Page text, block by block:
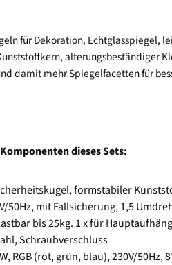
für Dekoration, Echtglasspiegel,
alterungsbeständiger
damit mehr Spiegelfacetten für
dieses Sets:
formstabiler
50Hz, mit Fallsicherung, 1,5
bis 25kg. 1 x für
Schraubverschluss
RGB (rot, grün, blau), 230V/